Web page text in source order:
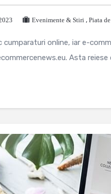
Evenimente & Stiri , Piata
online, iar e-
Asta reiese